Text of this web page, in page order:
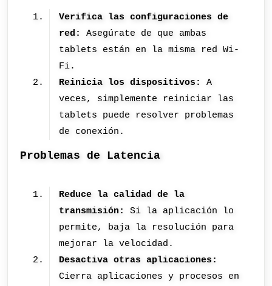
Verifica las configuraciones de
red:
Asegúrate de que ambas
tablets están en la misma red Wi-
Fi.
Reinicia los dispositivos:
A
veces, simplemente reiniciar las
tablets puede resolver problemas
de conexión.
Problemas de Latencia
Reduce la calidad de la
transmisión:
Si la aplicación lo
permite, baja la resolución para
mejorar la velocidad.
Desactiva otras aplicaciones:
Cierra aplicaciones y procesos en